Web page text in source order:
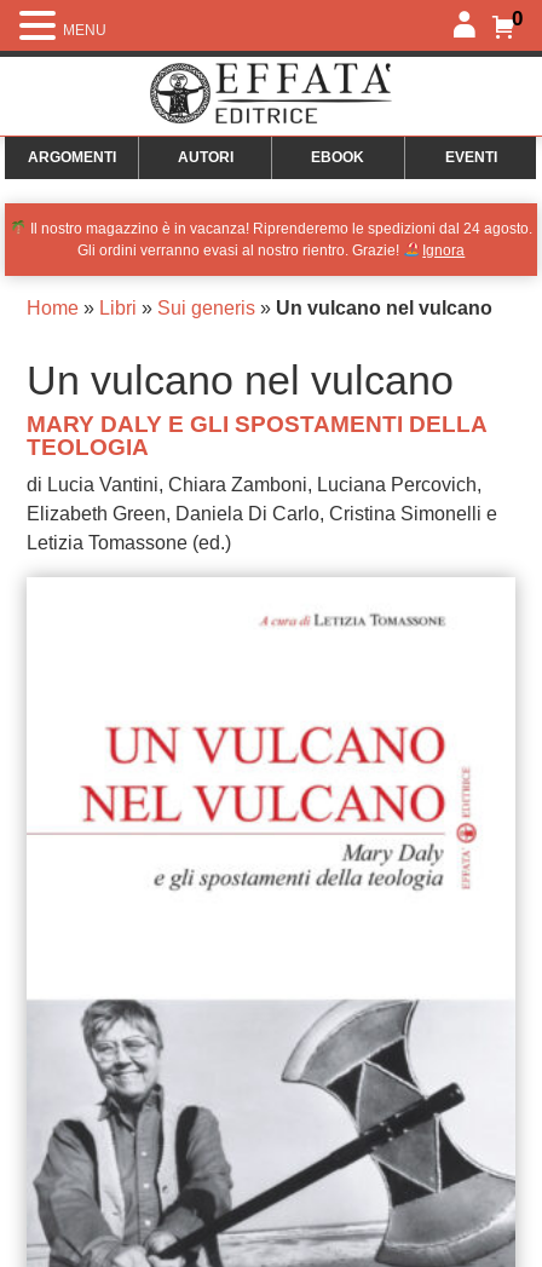
0
ARGOMENTI AUTORI EBOOK EVENTI
Il nostro magazzino è in vacanza! Riprenderemo le spedizioni dal 24 agosto.
Gli ordini verranno evasi al nostro rientro. Grazie!
Ignora
Home» Libri » Sui generis» Un vulcano nel vulcano
Un vulcano nel vulcano
MARY DALY E GLI SPOSTAMENTI DELLA
TEOLOGIA
di Lucia Vantini, Chiara Zamboni, Luciana Percovich,
Elizabeth Green, Daniela Di Carlo, Cristina Simonelli e
Letizia Tomassone (ed.)
MENU